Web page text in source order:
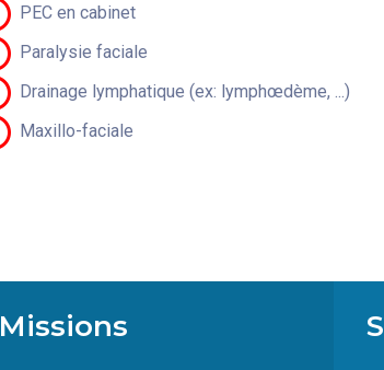
PEC en cabinet
Paralysie faciale
Drainage lymphatique (ex: lymphœdème, ...)
Maxillo-faciale
Missions